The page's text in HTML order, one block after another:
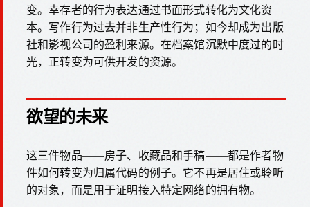
变。幸存者的行为表达通过书面形式转化为文化资
本。写作行为过去并非生产性行为；如今却成为出版
社和影视公司的盈利来源。在档案馆沉默中度过的时
光，正转变为可供开发的资源。
欲望的未来
这三件物品——房子、收藏品和手稿——都是作者物
件如何转变为归属代码的例子。它不再是居住或聆听
的对象，而是用于证明接入特定网络的拥有物。